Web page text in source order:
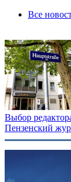
Все
Выбор
Пензенский